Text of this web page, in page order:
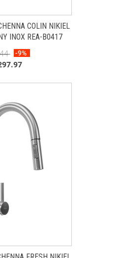
COLIN NIKIEL
INOX REA-B0417
-9%